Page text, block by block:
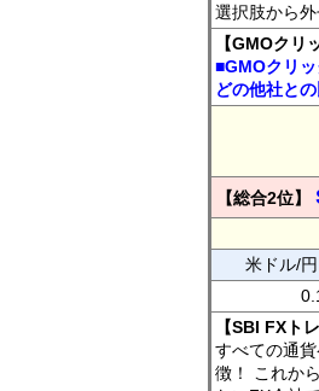
選択肢から外
【GMOクリ
■GMOクリ
どの他社と
【総合2位】
米ドル/
【SBI FXト
すべての通
徴！ これか